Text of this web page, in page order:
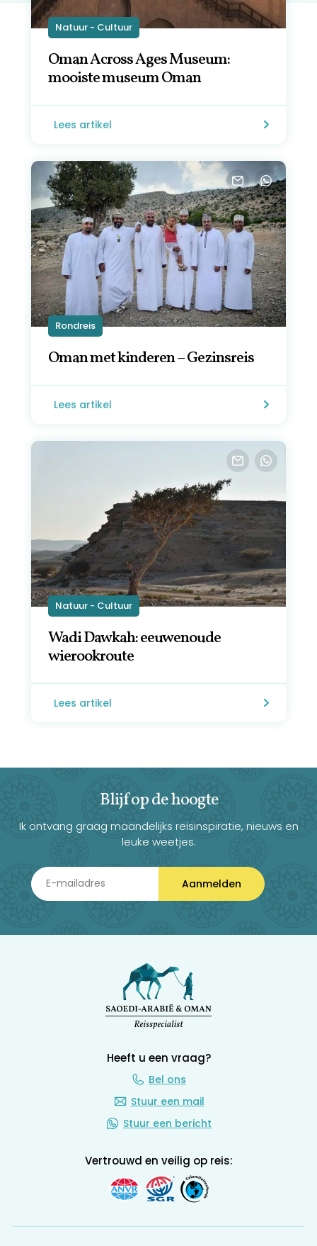
Natuur - Cultuur
Oman Across Ages Museum:
mooiste museum Oman
Lees artikel
Rondreis
Oman met kinderen – Gezinsreis
Lees artikel
Natuur - Cultuur
Wadi Dawkah: eeuwenoude
wierookroute
Lees artikel
Blijf op de hoogte
Ik ontvang graag maandelijks reisinspiratie, nieuws en
leuke weetjes.
Aanmelden
Heeft u een vraag?
Bel ons
Stuur een mail
Stuur een bericht
Vertrouwd en veilig op reis: